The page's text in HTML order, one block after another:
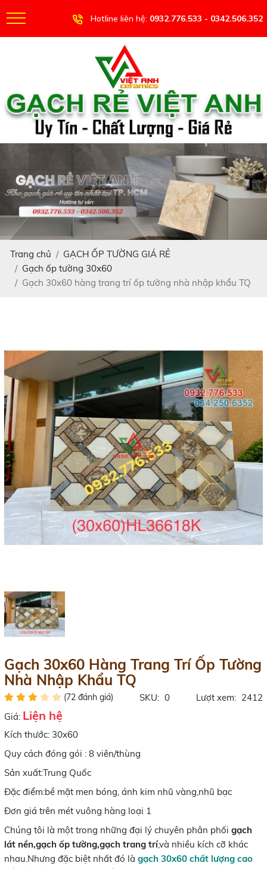
Hotline liên hệ: 0932.776.533 - 0342.506.352
Trang chủ
GẠCH ỐP TƯỜNG GIÁ RẺ
Gạch ốp tường 30x60
Gạch 30x60 hàng trang trí ốp tường nhà nhập khẩu TQ
Gạch 30x60 Hàng Trang Trí Ốp Tường
Nhà Nhập Khẩu TQ
(72 đánh giá) SKU: 0 Lượt xem: 2412
Giá: Liện hệ
Kích thước: 30x60
Quy cách đóng gói : 8 viên/thùng
Sản xuất:Trung Quốc
Đặc điểm:bề mặt men bóng, ánh kim nhũ vàng,nhũ bạc
Đơn giá trên mét vuông hàng loại 1
Chúng tôi là một trong những đại lý chuyên phân phối gạch
lát nền,gạch ốp tường,gạch trang trí,và nhiều kích cỡ khác
nhau.Nhưng đặc biệt nhất đó là gạch 30x60 chất lượng cao